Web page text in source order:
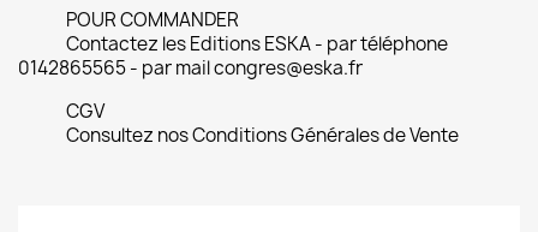
POUR COMMANDER
Contactez les Editions ESKA - par téléphone
0142865565 - par mail congres@eska.fr
CGV
Consultez nos Conditions Générales de Vente